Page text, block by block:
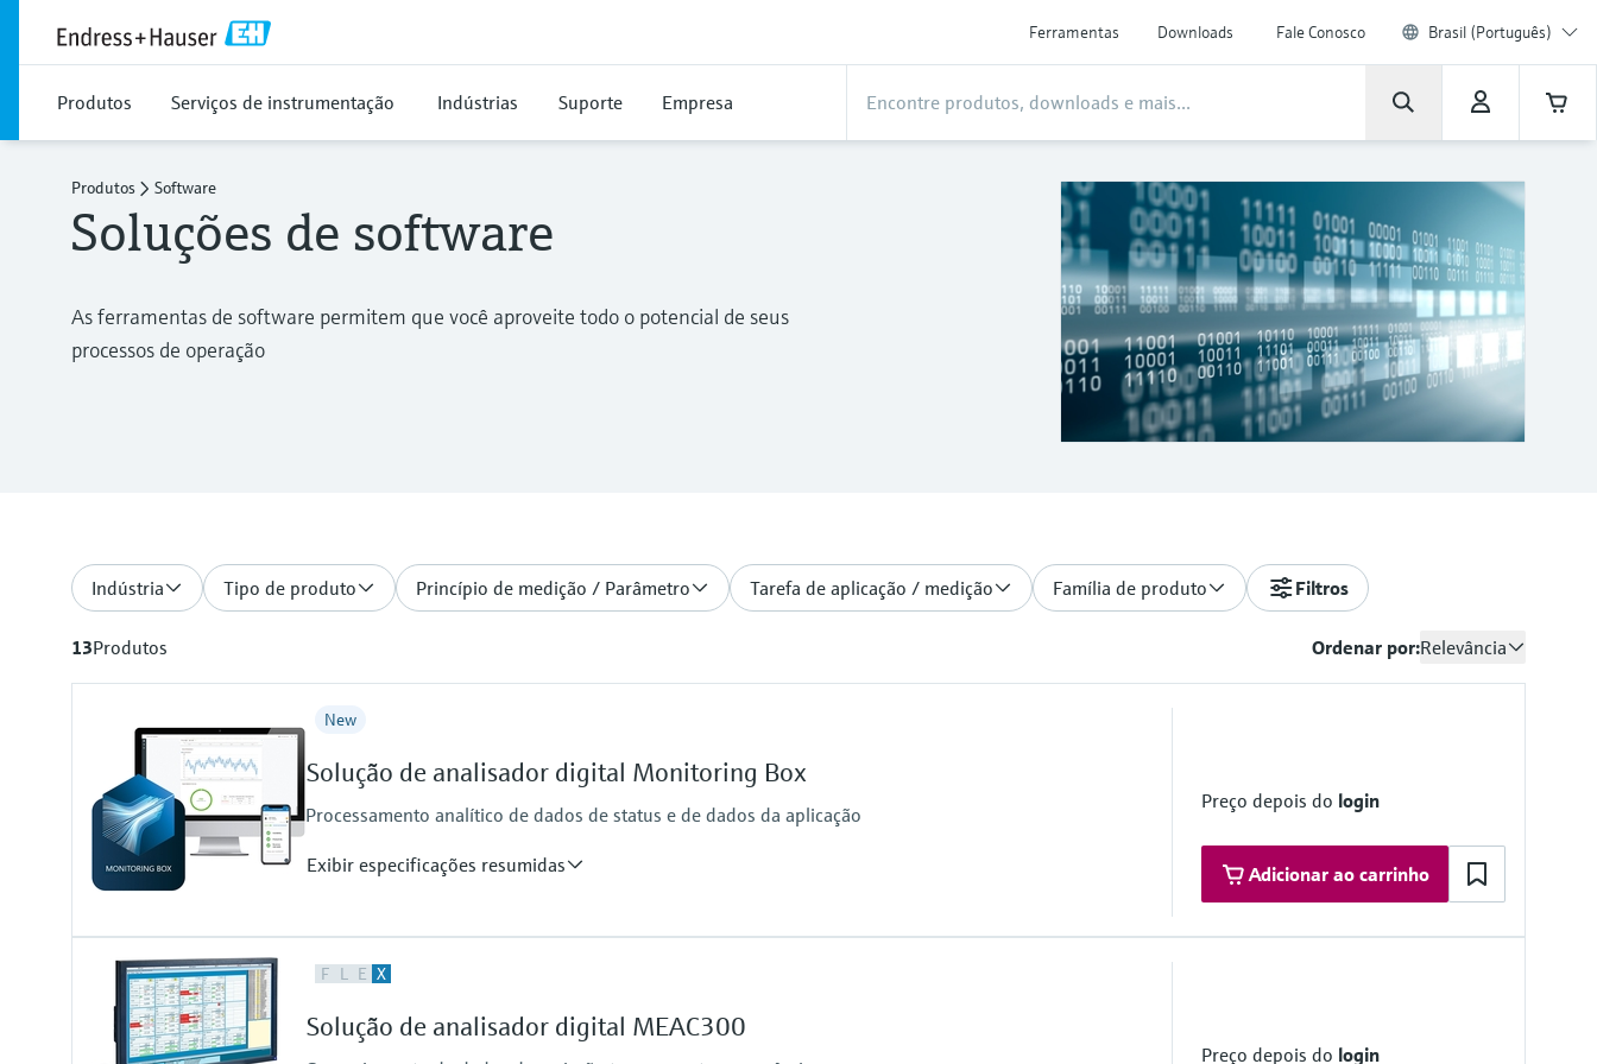
Ferramentas Downloads Fale Conosco Brasil (Português)
Produtos Serviços de instrumentação Indústrias Suporte Empresa
Produtos Software
Soluções de software
As ferramentas de software permitem que você aproveite todo o potencial de seus
processos de operação
Indústria Tipo de produto Princípio de medição / Parâmetro Tarefa de aplicação / medição Família de produto Filtros
13Produtos Ordenar por:Relevância
New
Solução de analisador digital Monitoring Box
Processamento analítico de dados de status e de dados da aplicação
Exibir especificações resumidas
Preço depois do login
Adicionar ao carrinho
Measuring principle
Supported products
FLOWSIC200, GM32, MCS100FT, MCS200HW, MCS300P, MERCEM300Z, VICOTEC320,
F L E X
Solução de analisador digital MEAC300
Preço depois do login